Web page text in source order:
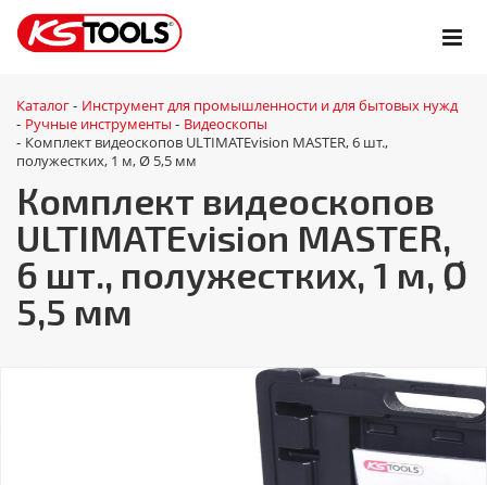
Каталог - Инструмент для промышленности и для бытовых нужд
- Ручные инструменты - Видеоскопы
- Комплект видеоскопов ULTIMATEvision MASTER, 6 шт.,
полужестких, 1 м, Ø 5,5 мм
Комплект видеоскопов
ULTIMATEvision MASTER,
6 шт., полужестких, 1 м, Ø
5,5 мм